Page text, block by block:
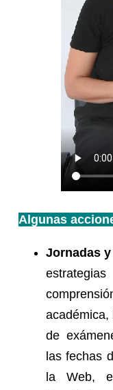
Algunas
Jornadas
académica,
de
las fechas
la Web,